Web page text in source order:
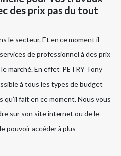
des prix pas du tout
le secteur. Et en ce moment il
de professionnel à des prix
marché. En effet, PETRY Tony
à tous les types de budget
qu’il fait en ce moment. Nous vous
sur son site internet ou de le
pouvoir accéder à plus